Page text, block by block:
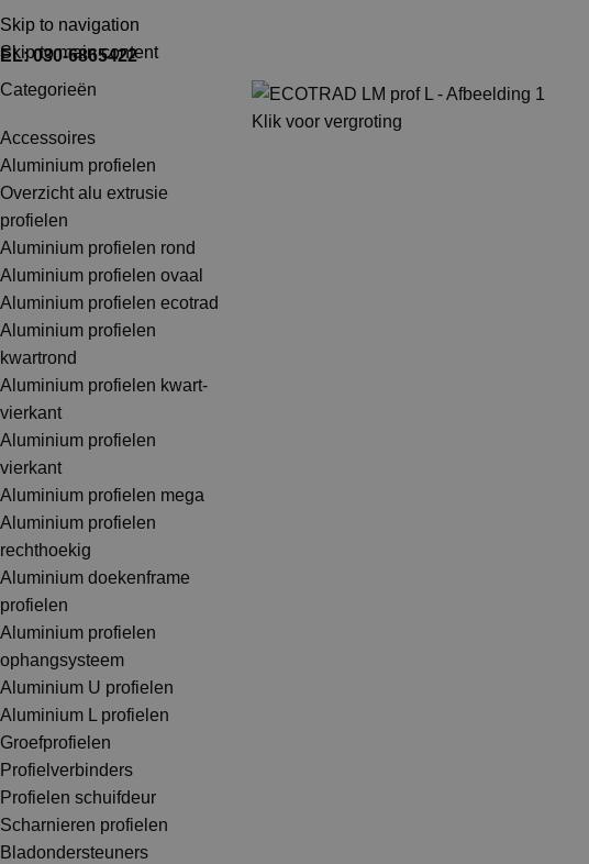
Skip to navigation
Skip to main content
TEL: 030-6865422
030-6865422
Categorieën
Accessoires
Aluminium profielen
Overzicht alu extrusie
profielen
Aluminium profielen rond
Aluminium profielen ovaal
Aluminium profielen ecotrad
Aluminium profielen
kwartrond
Aluminium profielen kwart-
vierkant
Aluminium profielen
vierkant
Aluminium profielen mega
Aluminium profielen
rechthoekig
Aluminium doekenframe
profielen
Aluminium profielen
ophangsysteem
Aluminium U profielen
Aluminium L profielen
Groefprofielen
Profielverbinders
Profielen schuifdeur
Scharnieren profielen
Bladondersteuners
Klik voor vergroting